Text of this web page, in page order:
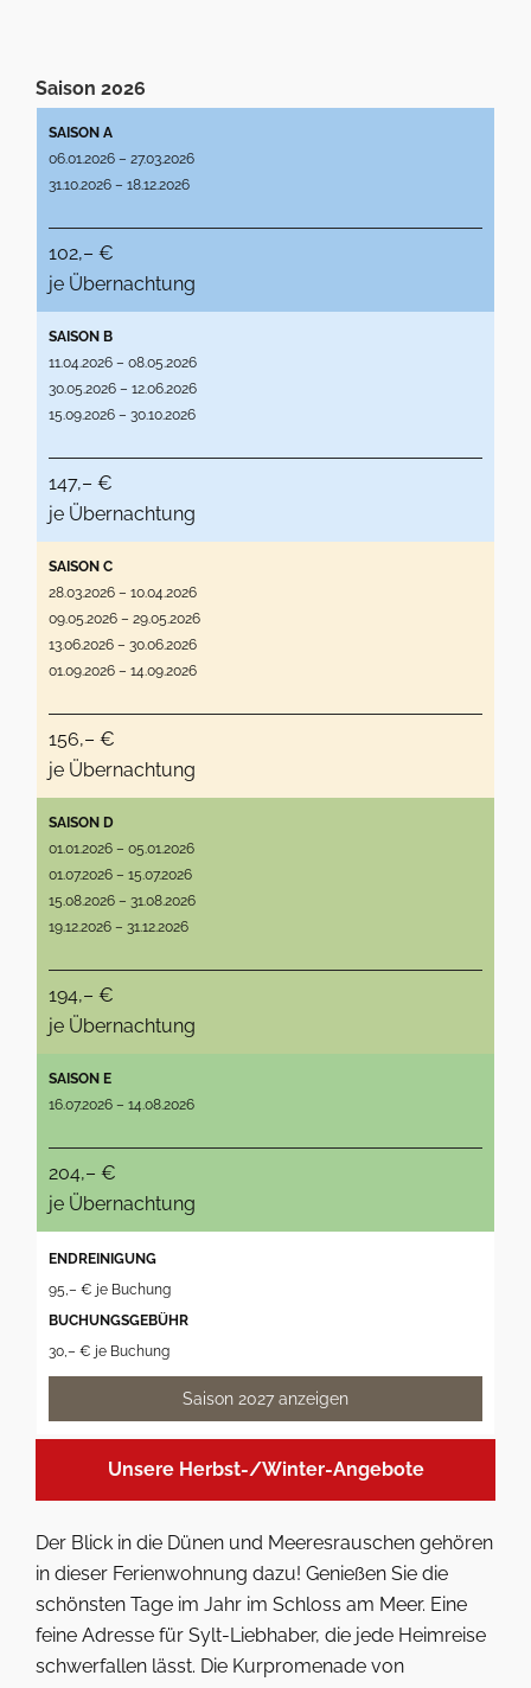
Saison 2026
SAISON A
06.01.2026 – 27.03.2026
31.10.2026 – 18.12.2026
102,– €
je Übernachtung
SAISON B
11.04.2026 – 08.05.2026
30.05.2026 – 12.06.2026
15.09.2026 – 30.10.2026
147,– €
je Übernachtung
SAISON C
28.03.2026 – 10.04.2026
09.05.2026 – 29.05.2026
13.06.2026 – 30.06.2026
01.09.2026 – 14.09.2026
156,– €
je Übernachtung
SAISON D
01.01.2026 – 05.01.2026
01.07.2026 – 15.07.2026
15.08.2026 – 31.08.2026
19.12.2026 – 31.12.2026
194,– €
je Übernachtung
SAISON E
16.07.2026 – 14.08.2026
204,– €
je Übernachtung
ENDREINIGUNG
95,– € je Buchung
BUCHUNGSGEBÜHR
30,– € je Buchung
Saison 2027 anzeigen
Unsere Herbst-/Winter-Angebote
Der Blick in die Dünen und Meeresrauschen gehören
in dieser Ferienwohnung dazu! Genießen Sie die
schönsten Tage im Jahr im Schloss am Meer. Eine
feine Adresse für Sylt-Liebhaber, die jede Heimreise
schwerfallen lässt. Die Kurpromenade von